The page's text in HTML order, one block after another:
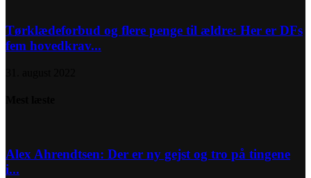
Tørklædeforbud og flere penge til ældre: Her er DFs
fem hovedkrav...
Alex Ahrendtsen: Der er ny gejst og tro på tingene
i...